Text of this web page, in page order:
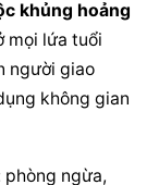
khủng hoảng
mọi lứa tuổi
người giao
không gian
phòng ngừa,